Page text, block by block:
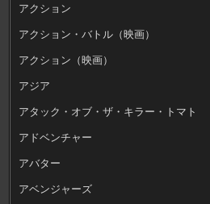
アクション
アクション・バトル（映画）
アクション（映画）
アジア
アタック・オブ・ザ・キラー・トマト
アドベンチャー
アバター
アベンジャーズ